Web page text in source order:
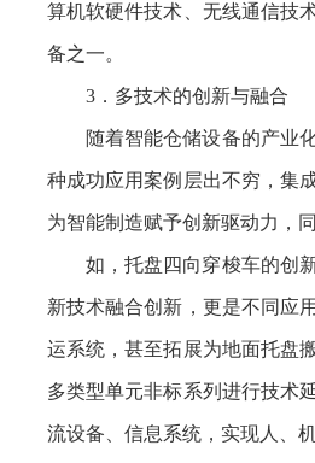
算机软硬件技术、无线通信技
备之一。
3．多技术的创新与融合
随着智能仓储设备的产业
种成功应用案例层出不穷，集
为智能制造赋予创新驱动力，
如，托盘四向穿梭车的创
新技术融合创新，更是不同应
运系统，甚至拓展为地面托盘
多类型单元非标系列进行技术
流设备、信息系统，实现人、